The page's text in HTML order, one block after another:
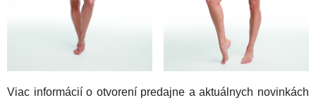
Viac informácií o otvorení predajne a aktuálnych novinkách